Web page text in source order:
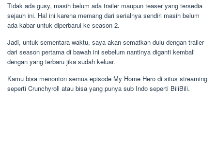
Tidak ada gusy, masih belum ada trailer maupun teaser yang tersedia
sejauh ini. Hal ini karena memang dari serialnya sendiri masih belum
ada kabar untuk diperbarui ke season 2.
Jadi, untuk sementara waktu, saya akan sematkan dulu dengan trailer
dari season pertama di bawah ini sebelum nantinya diganti kembali
dengan yang terbaru jika sudah keluar.
Kamu bisa menonton semua episode My Home Hero di situs streaming
seperti Crunchyroll atau bisa yang punya sub Indo seperti BiliBili.